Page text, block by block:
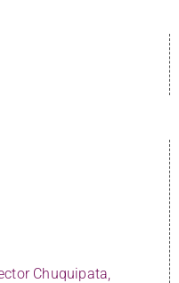
Chuquipata,